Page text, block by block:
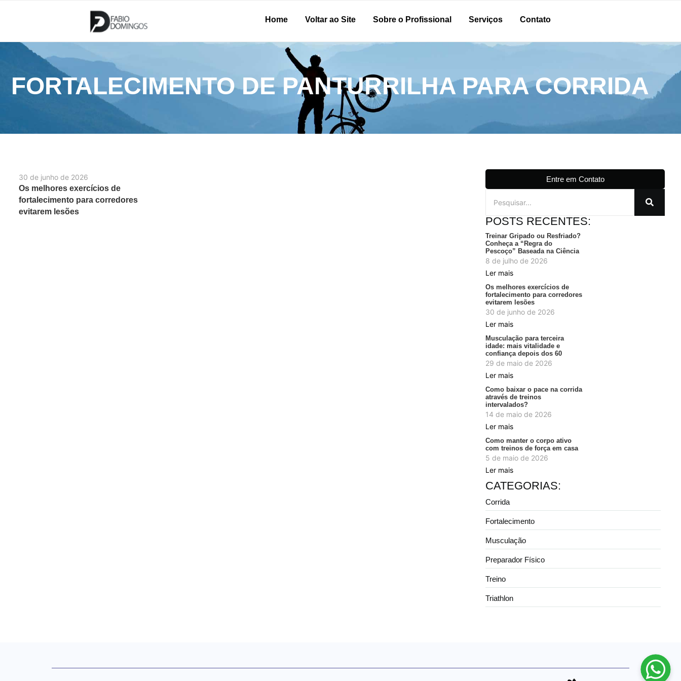
Home Voltar ao Site Sobre o Profissional Serviços Contato
FORTALECIMENTO DE PANTURRILHA PARA CORRIDA
30 de junho de 2026
Os melhores exercícios de
fortalecimento para corredores
evitarem lesões
Entre em Contato
POSTS RECENTES:
Treinar Gripado ou Resfriado?
Conheça a “Regra do
Pescoço” Baseada na Ciência
8 de julho de 2026
Ler mais
Os melhores exercícios de
fortalecimento para corredores
evitarem lesões
30 de junho de 2026
Ler mais
Musculação para terceira
idade: mais vitalidade e
confiança depois dos 60
29 de maio de 2026
Ler mais
Como baixar o pace na corrida
através de treinos
intervalados?
14 de maio de 2026
Ler mais
Como manter o corpo ativo
com treinos de força em casa
5 de maio de 2026
Ler mais
CATEGORIAS:
Corrida
Fortalecimento
Musculação
Preparador Físico
Treino
Triathlon